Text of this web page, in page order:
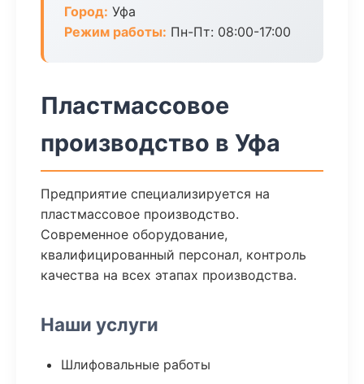
Город: Уфа
Режим работы: Пн-Пт: 08:00-17:00
Пластмассовое
производство в Уфа
Предприятие специализируется на
пластмассовое производство.
Современное оборудование,
квалифицированный персонал, контроль
качества на всех этапах производства.
Наши услуги
Шлифовальные работы